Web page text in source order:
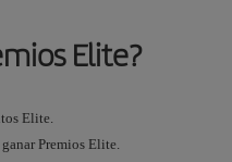
Elite?
Elite.
Premios Elite.